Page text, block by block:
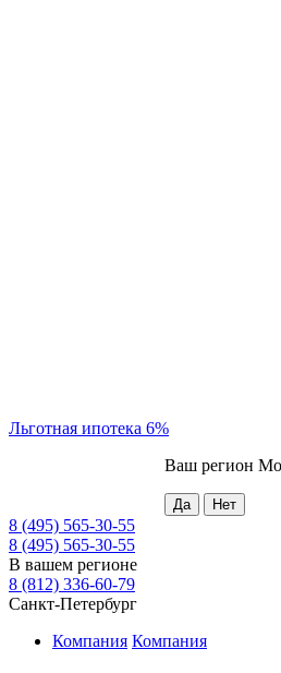
Льготная ипотека 6%
Ваш регион
8 (495) 565-30-55
8 (495) 565-30-55
В вашем регионе
8 (812) 336-60-79
Санкт-Петербург
Компания Компания